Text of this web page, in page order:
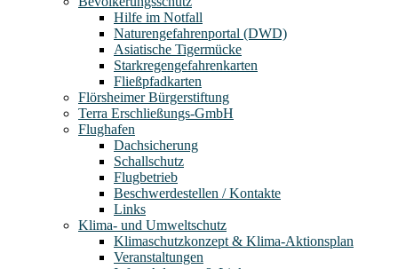
Hilfe im Notfall
Naturengefahrenportal (DWD)
Asiatische Tigermücke
Starkregengefahrenkarten
Fließpfadkarten
Flörsheimer Bürgerstiftung
Terra Erschließungs-GmbH
Flughafen
Dachsicherung
Schallschutz
Flugbetrieb
Beschwerdestellen / Kontakte
Links
Klima- und Umweltschutz
Klimaschutzkonzept & Klima-Aktionsplan
Veranstaltungen